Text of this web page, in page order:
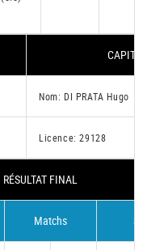
Nom: DI PRATA Hugo
Licence: 29128
RÉSULTAT FINAL
Matchs